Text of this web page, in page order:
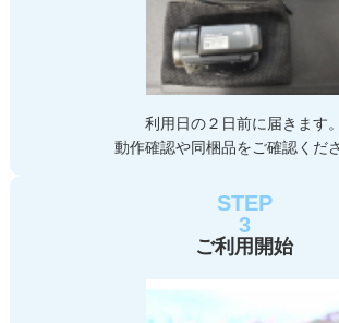
利用日の２日前に届きます。
動作確認や同梱品をご確認くださ
STEP
3
ご利用開始